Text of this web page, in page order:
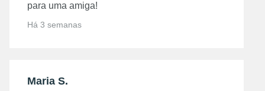
para uma amiga!
Há 3 semanas
Maria S.